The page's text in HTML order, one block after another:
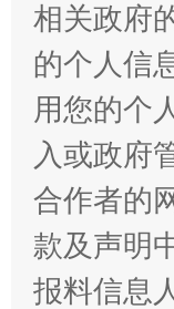
扯下公
相关政府
的个人信
用您的个
入或政府
合作者的
款及声明
报料信息